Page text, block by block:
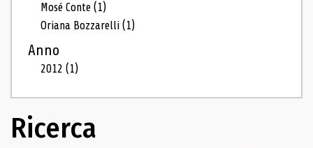
Mosé Conte(1)
Oriana Bozzarelli(1)
Anno
2012(1)
Ricerca